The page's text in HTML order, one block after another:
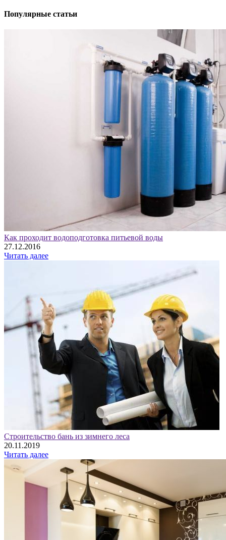
Популярные статьи
Как проходит водоподготовка питьевой воды
27.12.2016
Читать далее
Строительство бань из зимнего леса
20.11.2019
Читать далее